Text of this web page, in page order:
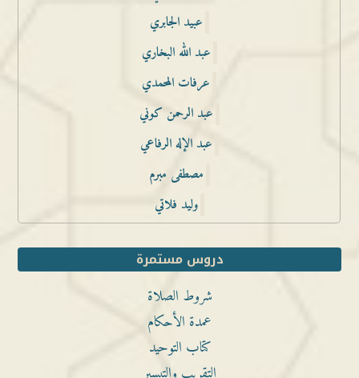
عبيد الجابري
عبد الله البخاري
عرفات المحمدي
عبد الرحمن كوني
عبد الإله الرفاعي
مصطفى مبرم
وليد فلاتي
دروس مستمرة
شروط الصلاة
عمدة الأحكام
كتاب التوحيد